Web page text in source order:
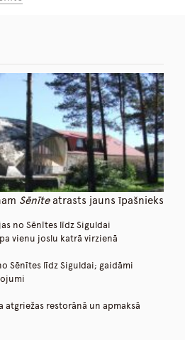
Sēnīteatrasts jauns īpašnieks
no Sēnītes līdz Siguldai
vienu joslu katrā virzienā
Sēnītes līdz Siguldai; gaidāmi
atgriežas restorānā un apmaksā